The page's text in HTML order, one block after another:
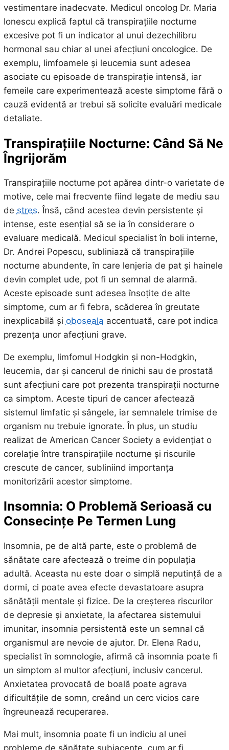
vestimentare inadecvate. Medicul oncolog Dr. Maria
Ionescu explică faptul că transpirațiile nocturne
excesive pot fi un indicator al unui dezechilibru
hormonal sau chiar al unei afecțiuni oncologice. De
exemplu, limfoamele și leucemia sunt adesea
asociate cu episoade de transpirație intensă, iar
femeile care experimentează aceste simptome fără o
cauză evidentă ar trebui să solicite evaluări medicale
detaliate.
Transpirațiile Nocturne: Când Să Ne
Îngrijorăm
Transpirațiile nocturne pot apărea dintr-o varietate de
motive, cele mai frecvente fiind legate de mediu sau
de stres. Însă, când acestea devin persistente și
intense, este esențial să se ia în considerare o
evaluare medicală. Medicul specialist în boli interne,
Dr. Andrei Popescu, subliniază că transpirațiile
nocturne abundente, în care lenjeria de pat și hainele
devin complet ude, pot fi un semnal de alarmă.
Aceste episoade sunt adesea însoțite de alte
simptome, cum ar fi febra, scăderea în greutate
inexplicabilă și oboseala accentuată, care pot indica
prezența unor afecțiuni grave.
De exemplu, limfomul Hodgkin și non-Hodgkin,
leucemia, dar și cancerul de rinichi sau de prostată
sunt afecțiuni care pot prezenta transpirații nocturne
ca simptom. Aceste tipuri de cancer afectează
sistemul limfatic și sângele, iar semnalele trimise de
organism nu trebuie ignorate. În plus, un studiu
realizat de American Cancer Society a evidențiat o
corelație între transpirațiile nocturne și riscurile
crescute de cancer, subliniind importanța
monitorizării acestor simptome.
Insomnia: O Problemă Serioasă cu
Consecințe Pe Termen Lung
Insomnia, pe de altă parte, este o problemă de
sănătate care afectează o treime din populația
adultă. Aceasta nu este doar o simplă neputință de a
dormi, ci poate avea efecte devastatoare asupra
sănătății mentale și fizice. De la creșterea riscurilor
de depresie și anxietate, la afectarea sistemului
imunitar, insomnia persistentă este un semnal că
organismul are nevoie de ajutor. Dr. Elena Radu,
specialist în somnologie, afirmă că insomnia poate fi
un simptom al multor afecțiuni, inclusiv cancerul.
Anxietatea provocată de boală poate agrava
dificultățile de somn, creând un cerc vicios care
îngreunează recuperarea.
Mai mult, insomnia poate fi un indiciu al unei
probleme de sănătate subiacente, cum ar fi